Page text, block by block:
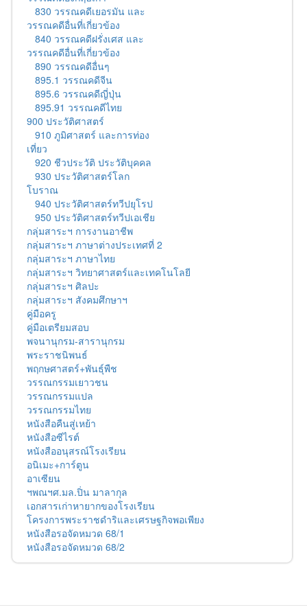
830 วรรณคดีเยอรมัน และ
วรรณคดีอื่นที่เกี่ยวข้อง
840 วรรณคดีฝรั่งเศส และ
วรรณคดีอื่นที่เกี่ยวข้อง
890 วรรณคดีอื่นๆ
895.1 วรรณคดีจีน
895.6 วรรณคดีญี่ปุ่น
895.91 วรรณคดีไทย
900 ประวัติศาสตร์
910 ภูมิศาสตร์ และการท่อง
เที่ยว
920 ชีวประวัติ ประวัติบุคคล
930 ประวัติศาสตร์โลก
โบราณ
940 ประวัติศาสตร์ทวีปยุโรป
950 ประวัติศาสตร์ทวีปเอเชีย
กลุ่มสาระฯ การงานอาชีพ
กลุ่มสาระฯ ภาษาต่างประเทศที่ 2
กลุ่มสาระฯ ภาษาไทย
กลุ่มสาระฯ วิทยาศาสตร์และเทคโนโลยี
กลุ่มสาระฯ ศิลปะ
กลุ่มสาระฯ สังคมศึกษาฯ
คู่มือครู
คู่มือเตรียมสอบ
พจนานุกรม-สารานุกรม
พระราชนิพนธ์
พฤกษศาสตร์+พันธุ์พืช
วรรณกรรมเยาวชน
วรรณกรรมแปล
วรรณกรรมไทย
หนังสือคืนสู่เหย้า
หนังสือซีไรต์
หนังสืออนุสรณ์โรงเรียน
อนิเมะ+การ์ตูน
อาเซียน
ฯพณฯศ.มล.ปิ่น มาลากุล
เอกสารเก่าหายากของโรงเรียน
โครงการพระราชดำริและเศรษฐกิจพอเพียง
หนังสือรอจัดหมวด 68/1
หนังสือรอจัดหมวด 68/2